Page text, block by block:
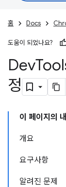
홈 Docs
도움이 되었나요?
Dev
정
이 페이지의
개요
요구사항
알려진 문제